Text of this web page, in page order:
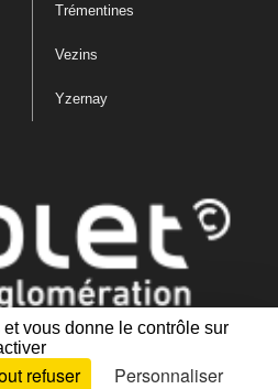
vous donne le contrôle sur
refuser Personnaliser
Trémentines
Vezins
Yzernay
confidentialité
: partiellement conforme